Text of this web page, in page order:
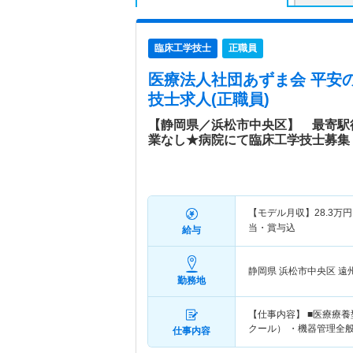
臨床工学技士 正職員
医療法人社団あずま会 平安
技士求人(正職員)
【静岡県／浜松市中央区】 最寄
業なし★病院にて臨床工学技士募集
給与
【モデル月収】 28.3万
当・賞与込
勤務地
静岡県 浜松市中央区 遠
仕事内容
【仕事内容】 ■医療療
クール） ・機器管理